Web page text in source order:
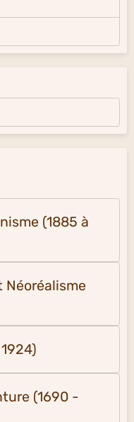
(1885 à
Néoréalisme
(1690 -